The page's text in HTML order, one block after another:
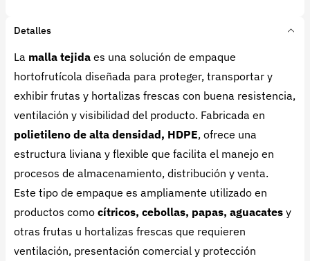
Detalles
La malla tejida es una solución de empaque
hortofrutícola diseñada para proteger, transportar y
exhibir frutas y hortalizas frescas con buena resistencia,
ventilación y visibilidad del producto. Fabricada en
polietileno de alta densidad, HDPE, ofrece una
estructura liviana y flexible que facilita el manejo en
procesos de almacenamiento, distribución y venta.
Este tipo de empaque es ampliamente utilizado en
productos como cítricos, cebollas, papas, aguacates y
otras frutas u hortalizas frescas que requieren
ventilación, presentación comercial y protección